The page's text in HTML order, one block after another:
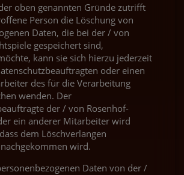
oben genannten Gründe zutrifft
Person die Löschung von
Daten, die bei der / von
gespeichert sind,
kann sie sich hierzu jederzeit
oder einen
des für die Verarbeitung
wenden. Der
der / von Rosenhof-
ein anderer Mitarbeiter wird
dem Löschverlangen
wird.
Daten von der /